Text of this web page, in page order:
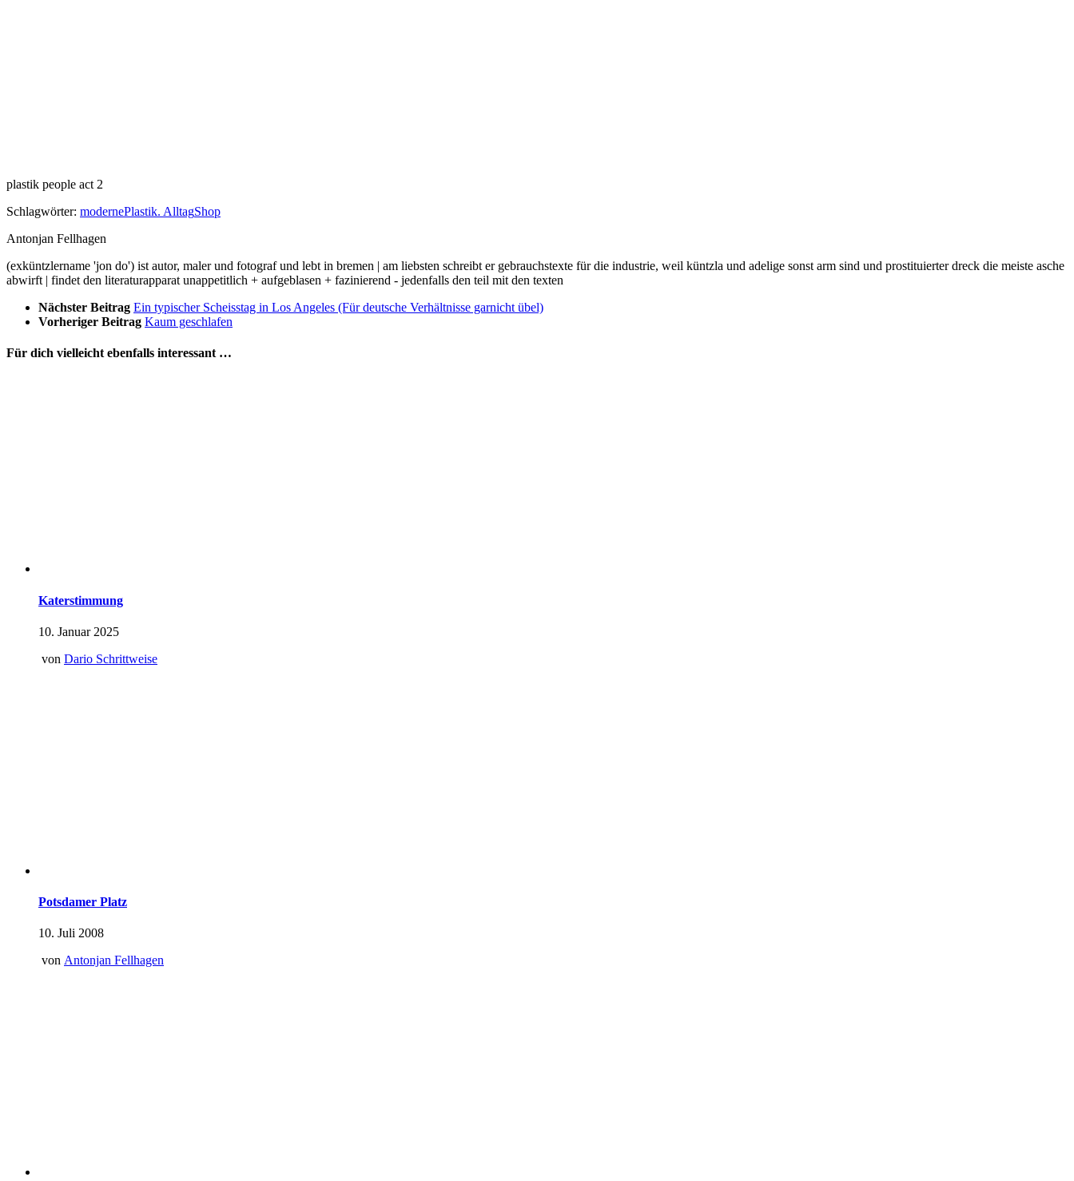
plastik people act 2
Schlagwörter: modernePlastik. AlltagShop
Antonjan Fellhagen
(exküntzlername 'jon do') ist autor, maler und fotograf und lebt in bremen | am liebsten schreibt er gebrauchstexte für die industrie, weil küntzla und adelige sonst arm sind und prostituierter dreck die meiste asche
abwirft | findet den literaturapparat unappetitlich + aufgeblasen + fazinierend - jedenfalls den teil mit den texten
Nächster Beitrag Ein typischer Scheisstag in Los Angeles (Für deutsche Verhältnisse garnicht übel)
Vorheriger Beitrag Kaum geschlafen
Für dich vielleicht ebenfalls interessant …
Katerstimmung
10. Januar 2025
von Dario Schrittweise
Potsdamer Platz
10. Juli 2008
von Antonjan Fellhagen